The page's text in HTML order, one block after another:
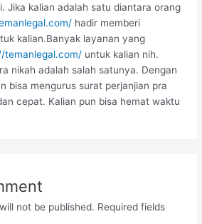
Jika kalian adalah satu diantara orang
hadir memberi
kalian.Banyak layanan yang
temanlegal.com/ untuk kalian nih.
nikah adalah salah satunya. Dengan
bisa mengurus surat perjanjian pra
cepat. Kalian pun bisa hemat waktu
not be published. Required fields